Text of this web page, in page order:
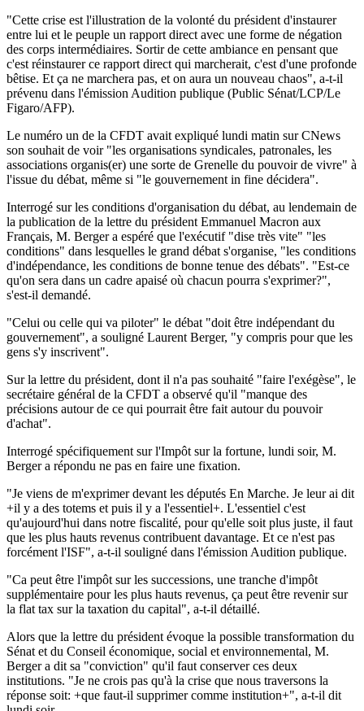
"Cette crise est l'illustration de la volonté du président d'instaurer
entre lui et le peuple un rapport direct avec une forme de négation
des corps intermédiaires. Sortir de cette ambiance en pensant que
c'est réinstaurer ce rapport direct qui marcherait, c'est d'une profonde
bêtise. Et ça ne marchera pas, et on aura un nouveau chaos", a-t-il
prévenu dans l'émission Audition publique (Public Sénat/LCP/Le
Figaro/AFP).
Le numéro un de la CFDT avait expliqué lundi matin sur CNews
son souhait de voir "les organisations syndicales, patronales, les
associations organis(er) une sorte de Grenelle du pouvoir de vivre" à
l'issue du débat, même si "le gouvernement in fine décidera".
Interrogé sur les conditions d'organisation du débat, au lendemain de
la publication de la lettre du président Emmanuel Macron aux
Français, M. Berger a espéré que l'exécutif "dise très vite" "les
conditions" dans lesquelles le grand débat s'organise, "les conditions
d'indépendance, les conditions de bonne tenue des débats". "Est-ce
qu'on sera dans un cadre apaisé où chacun pourra s'exprimer?",
s'est-il demandé.
"Celui ou celle qui va piloter" le débat "doit être indépendant du
gouvernement", a souligné Laurent Berger, "y compris pour que les
gens s'y inscrivent".
Sur la lettre du président, dont il n'a pas souhaité "faire l'exégèse", le
secrétaire général de la CFDT a observé qu'il "manque des
précisions autour de ce qui pourrait être fait autour du pouvoir
d'achat".
Interrogé spécifiquement sur l'Impôt sur la fortune, lundi soir, M.
Berger a répondu ne pas en faire une fixation.
"Je viens de m'exprimer devant les députés En Marche. Je leur ai dit
+il y a des totems et puis il y a l'essentiel+. L'essentiel c'est
qu'aujourd'hui dans notre fiscalité, pour qu'elle soit plus juste, il faut
que les plus hauts revenus contribuent davantage. Et ce n'est pas
forcément l'ISF", a-t-il souligné dans l'émission Audition publique.
"Ca peut être l'impôt sur les successions, une tranche d'impôt
supplémentaire pour les plus hauts revenus, ça peut être revenir sur
la flat tax sur la taxation du capital", a-t-il détaillé.
Alors que la lettre du président évoque la possible transformation du
Sénat et du Conseil économique, social et environnemental, M.
Berger a dit sa "conviction" qu'il faut conserver ces deux
institutions. "Je ne crois pas qu'à la crise que nous traversons la
réponse soit: +que faut-il supprimer comme institution+", a-t-il dit